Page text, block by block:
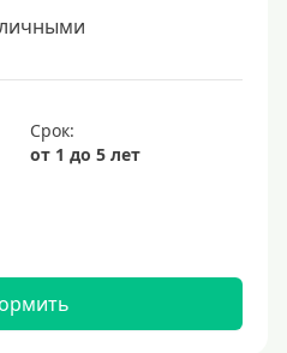
Срок:
от 1 до 5 лет